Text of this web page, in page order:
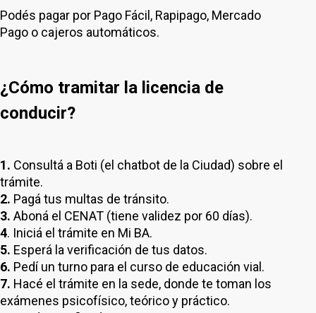
Podés pagar por Pago Fácil, Rapipago, Mercado
Pago o cajeros automáticos.
¿Cómo tramitar la licencia de
conducir?
1. Consultá a Boti (el chatbot de la Ciudad) sobre el
trámite.
2. Pagá tus multas de tránsito.
3. Aboná el CENAT (tiene validez por 60 días).
4. Iniciá el trámite en Mi BA.
5. Esperá la verificación de tus datos.
6. Pedí un turno para el curso de educación vial.
7. Hacé el trámite en la sede, donde te toman los
exámenes psicofísico, teórico y práctico.